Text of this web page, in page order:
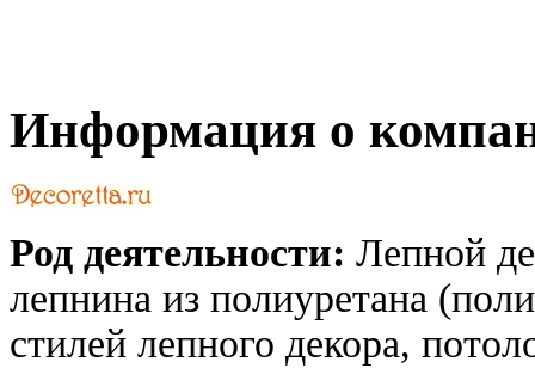
Информация о
Род деятельности: Лепной
лепнина из полиуретана
стилей лепного декора,